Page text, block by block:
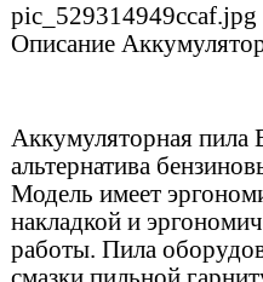
pic_529314949ccaf.jpg
Описание
Аккумуляторная пила
альтернатива
Модель имеет
накладкой и
работы. Пила